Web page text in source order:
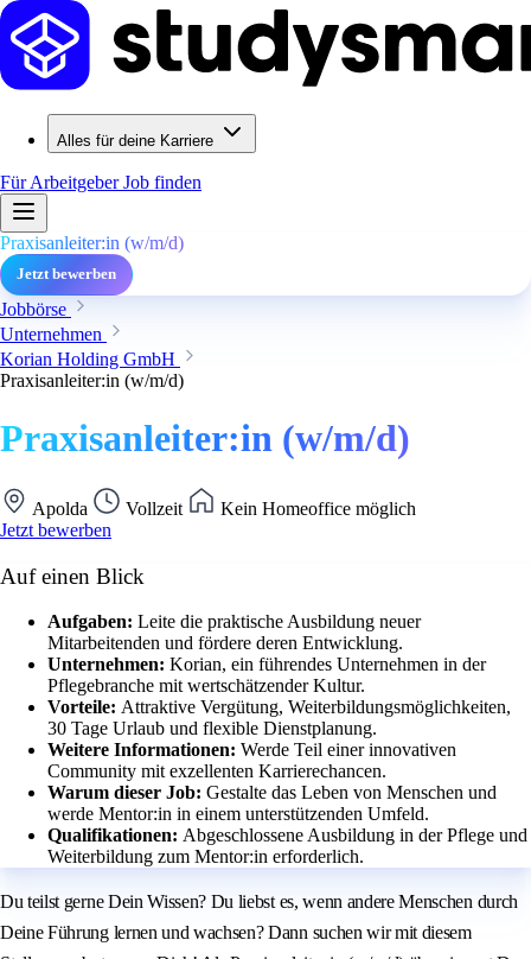
Alles für deine Karriere
Für ArbeitgeberJob finden
Praxisanleiter:in (w/m/d)
Jetzt bewerben
Jobbörse
Unternehmen
Korian Holding GmbH
Praxisanleiter:in (w/m/d)
Praxisanleiter:in (w/m/d)
Apolda Vollzeit
Kein Homeoffice möglich
Jetzt bewerben
Auf einen Blick
Aufgaben: Leite die praktische Ausbildung neuer
Mitarbeitenden und fördere deren Entwicklung.
Unternehmen: Korian, ein führendes Unternehmen in der
Pflegebranche mit wertschätzender Kultur.
Vorteile: Attraktive Vergütung, Weiterbildungsmöglichkeiten,
30 Tage Urlaub und flexible Dienstplanung.
Weitere Informationen: Werde Teil einer innovativen
Community mit exzellenten Karrierechancen.
Warum dieser Job: Gestalte das Leben von Menschen und
werde Mentor:in in einem unterstützenden Umfeld.
Qualifikationen: Abgeschlossene Ausbildung in der Pflege und
Weiterbildung zum Mentor:in erforderlich.
Du teilst gerne Dein Wissen? Du liebst es, wenn andere Menschen durch
Deine Führung lernen und wachsen? Dann suchen wir mit diesem